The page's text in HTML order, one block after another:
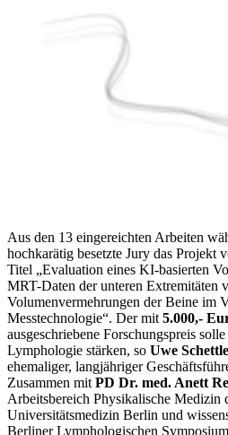
Aus den 13 eingereichten Arbeiten
hochkarätig besetzte Jury das Projekt
Titel „Evaluation eines KI-basierten
MRT-Daten der unteren Extremitäten
Volumenvermehrungen der Beine im
Messtechnologie“. Der mit5.000,-
ausgeschriebene Forschungspreis
Lymphologie stärken, so Uwe
ehemaliger, langjähriger
Zusammen mitPD Dr. med. Anett
Arbeitsbereich Physikalische Medizin
Universitätsmedizin Berlin und
Berliner Lymphologischen